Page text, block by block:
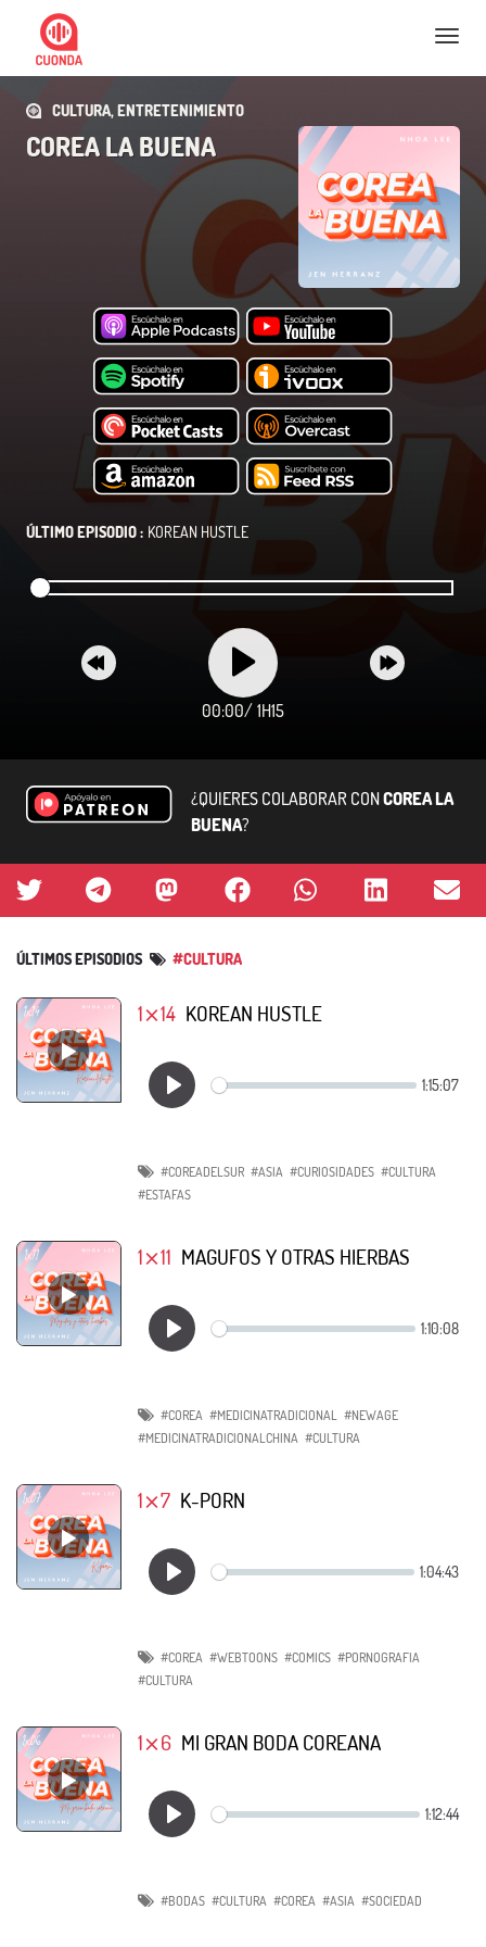
Nav
CULTURA, ENTRETENIMIENTO
COREA LA BUENA
ÚLTIMO EPISODIO : KOREAN HUSTLE
00:00/ 1H15
¿QUIERES COLABORAR CONCOREA LA
BUENA?
ÚLTIMOS EPISODIOS #CULTURA
1⨯14 KOREAN HUSTLE
#COREADELSUR #ASIA #CURIOSIDADES #CULTURA
#ESTAFAS
1⨯11 MAGUFOS Y OTRAS HIERBAS
#COREA #MEDICINATRADICIONAL
#NEWAGE
#MEDICINATRADICIONALCHINA #CULTURA
1⨯7 K-PORN
#COREA #WEBTOONS #COMICS #PORNOGRAFIA
#CULTURA
1⨯6 MI GRAN BODA COREANA
#BODAS #CULTURA #COREA #ASIA #SOCIEDAD